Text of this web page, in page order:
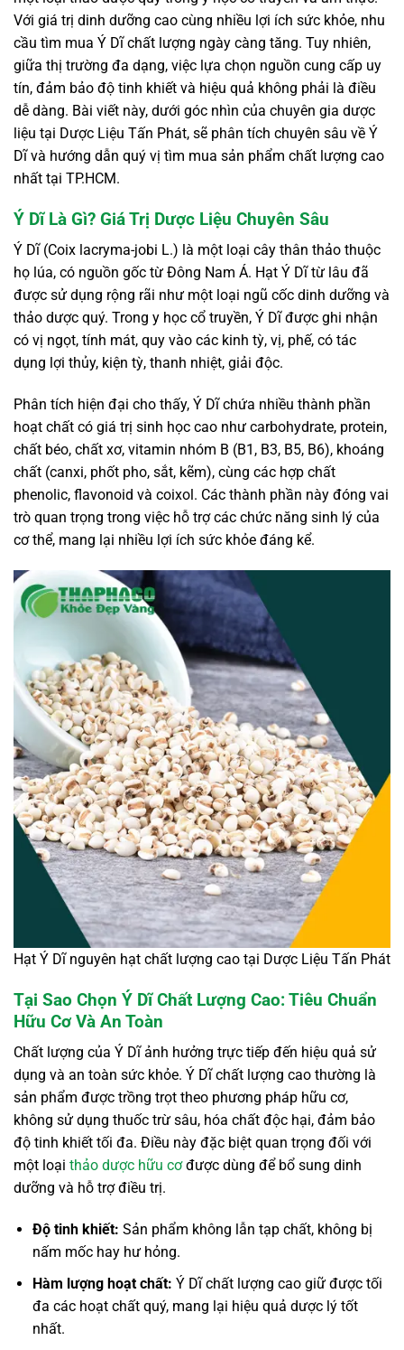
Với giá trị dinh dưỡng cao cùng nhiều lợi ích sức khỏe, nhu
cầu tìm mua Ý Dĩ chất lượng ngày càng tăng. Tuy nhiên,
giữa thị trường đa dạng, việc lựa chọn nguồn cung cấp uy
tín, đảm bảo độ tinh khiết và hiệu quả không phải là điều
dễ dàng. Bài viết này, dưới góc nhìn của chuyên gia dược
liệu tại Dược Liệu Tấn Phát, sẽ phân tích chuyên sâu về Ý
Dĩ và hướng dẫn quý vị tìm mua sản phẩm chất lượng cao
nhất tại TP.HCM.
Ý Dĩ Là Gì? Giá Trị Dược Liệu Chuyên Sâu
Ý Dĩ (Coix lacryma-jobi L.) là một loại cây thân thảo thuộc
họ lúa, có nguồn gốc từ Đông Nam Á. Hạt Ý Dĩ từ lâu đã
được sử dụng rộng rãi như một loại ngũ cốc dinh dưỡng và
thảo dược quý. Trong y học cổ truyền, Ý Dĩ được ghi nhận
có vị ngọt, tính mát, quy vào các kinh tỳ, vị, phế, có tác
dụng lợi thủy, kiện tỳ, thanh nhiệt, giải độc.
Phân tích hiện đại cho thấy, Ý Dĩ chứa nhiều thành phần
hoạt chất có giá trị sinh học cao như carbohydrate, protein,
chất béo, chất xơ, vitamin nhóm B (B1, B3, B5, B6), khoáng
chất (canxi, phốt pho, sắt, kẽm), cùng các hợp chất
phenolic, flavonoid và coixol. Các thành phần này đóng vai
trò quan trọng trong việc hỗ trợ các chức năng sinh lý của
cơ thể, mang lại nhiều lợi ích sức khỏe đáng kể.
Hạt Ý Dĩ nguyên hạt chất lượng cao tại Dược Liệu Tấn Phát
Tại Sao Chọn Ý Dĩ Chất Lượng Cao: Tiêu Chuẩn
Hữu Cơ Và An Toàn
Chất lượng của Ý Dĩ ảnh hưởng trực tiếp đến hiệu quả sử
dụng và an toàn sức khỏe. Ý Dĩ chất lượng cao thường là
sản phẩm được trồng trọt theo phương pháp hữu cơ,
không sử dụng thuốc trừ sâu, hóa chất độc hại, đảm bảo
độ tinh khiết tối đa. Điều này đặc biệt quan trọng đối với
một loại thảo dược hữu cơđược dùng để bổ sung dinh
dưỡng và hỗ trợ điều trị.
Độ tinh khiết: Sản phẩm không lẫn tạp chất, không bị
nấm mốc hay hư hỏng.
Hàm lượng hoạt chất: Ý Dĩ chất lượng cao giữ được tối
đa các hoạt chất quý, mang lại hiệu quả dược lý tốt
nhất.